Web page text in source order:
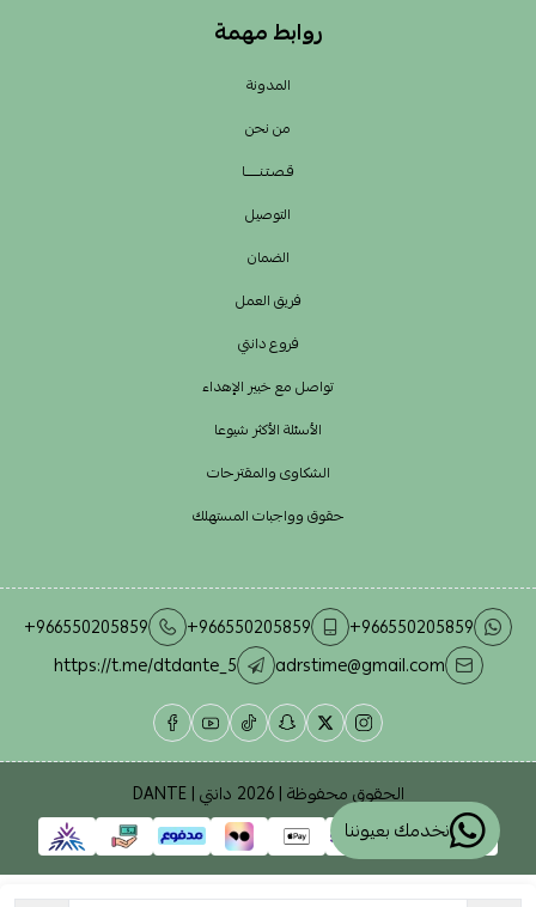
روابط مهمة
المدونة
من نحن
قـصـتـنــــــا
التوصيل
الضمان
فريق العمل
فروع دانتي
تواصل مع خبير الإهداء
الأسئلة الأكثر شيوعا
الشكاوى والمقترحات
حقوق وواجبات المستهلك
+966550205859
+966550205859
+966550205859
adrstime@gmail.com
https://t.me/dtdante_5
الحقوق محفوظة | 2026 دانتي | DANTE
نخدمك بعيوننا